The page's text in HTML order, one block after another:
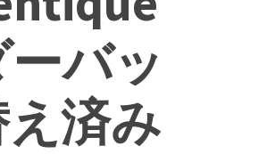
バッ
済み